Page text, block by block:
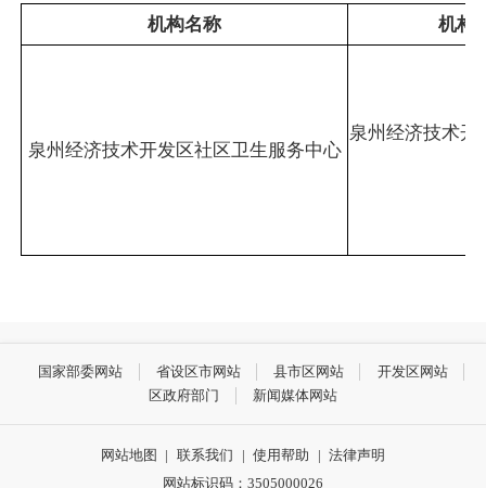
机构名称 机构
泉州经济技术开发区社区卫生服务中心
泉州经济技术开
国家部委网站 省设区市网站 县市区网站
开发区网站
区政府部门
新闻媒体网站
网站地图 | 联系我们 | 使用帮助 | 法律声明
网站标识码：3505000026